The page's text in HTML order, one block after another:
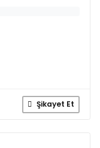
Şikayet Et